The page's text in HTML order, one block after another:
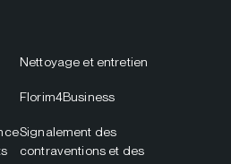
Nettoyage et entretien
Florim4Business
Signalement des
contraventions et des